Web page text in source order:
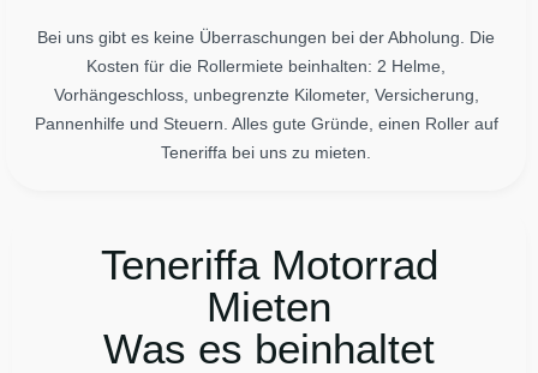
Bei uns gibt es keine Überraschungen bei der Abholung. Die
Kosten für die Rollermiete beinhalten: 2 Helme,
Vorhängeschloss, unbegrenzte Kilometer, Versicherung,
Pannenhilfe und Steuern. Alles gute Gründe, einen Roller auf
Teneriffa bei uns zu mieten.
Teneriffa Motorrad
Mieten
Was es beinhaltet